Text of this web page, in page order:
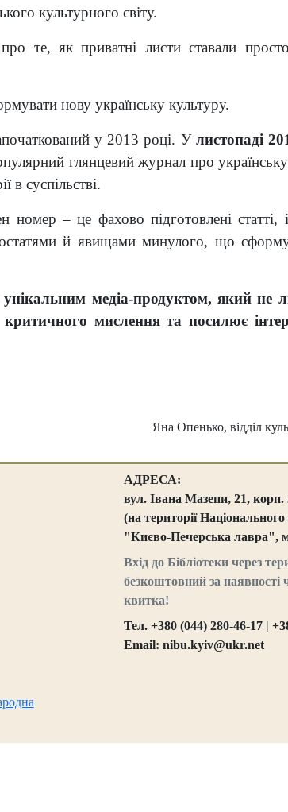
культурного світу.
те, як приватні листи ставали
нову українську культуру.
у 2013 році. У листопаді
глянцевий журнал про українську
в суспільстві.
номер – це фахово підготовлені статті,
й явищами минулого, що
медіа-продуктом, який не
мислення та посилює
Яна Опенько, відділ
АДРЕСА:
вул. Івана Мазепи, 21, корп.
(на території Національного
"Києво-Печерська лавра",
Вхід до Бібліотеки через
безкоштовний за наявності
квитка!
Тел. +380 (044) 280-46-17 |
Email: nibu.kyiv@ukr.net